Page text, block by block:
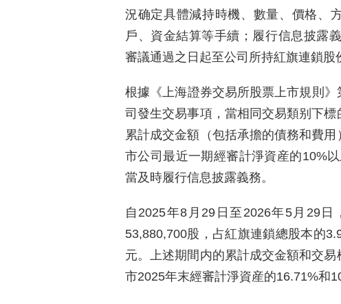
況确定具體減持時機、數量、價格、
戶、資金結算等手續；履行信息披露
審議通過之日起至公司所持紅旗連鎖股
根據《上海證券交易所股票上市規則
司發生交易事項，當相同交易類别下
累計成交金額（包括承擔的債務和費
市公司最近一期經審計淨資産的10%
當及時履行信息披露義務。
自2025年8月29日至2026年5月29
53,880,700股，占紅旗連鎖總股本的
元。上述期間内的累計成交金額和交
市2025年末經審計淨資産的16.71%和